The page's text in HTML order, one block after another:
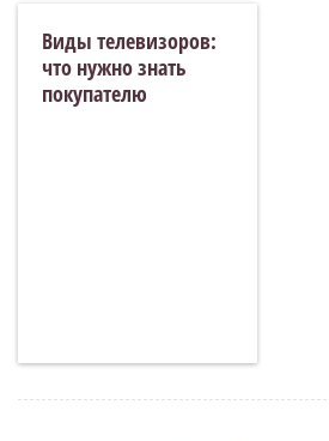
Виды телевизоров:
что нужно знать
покупателю